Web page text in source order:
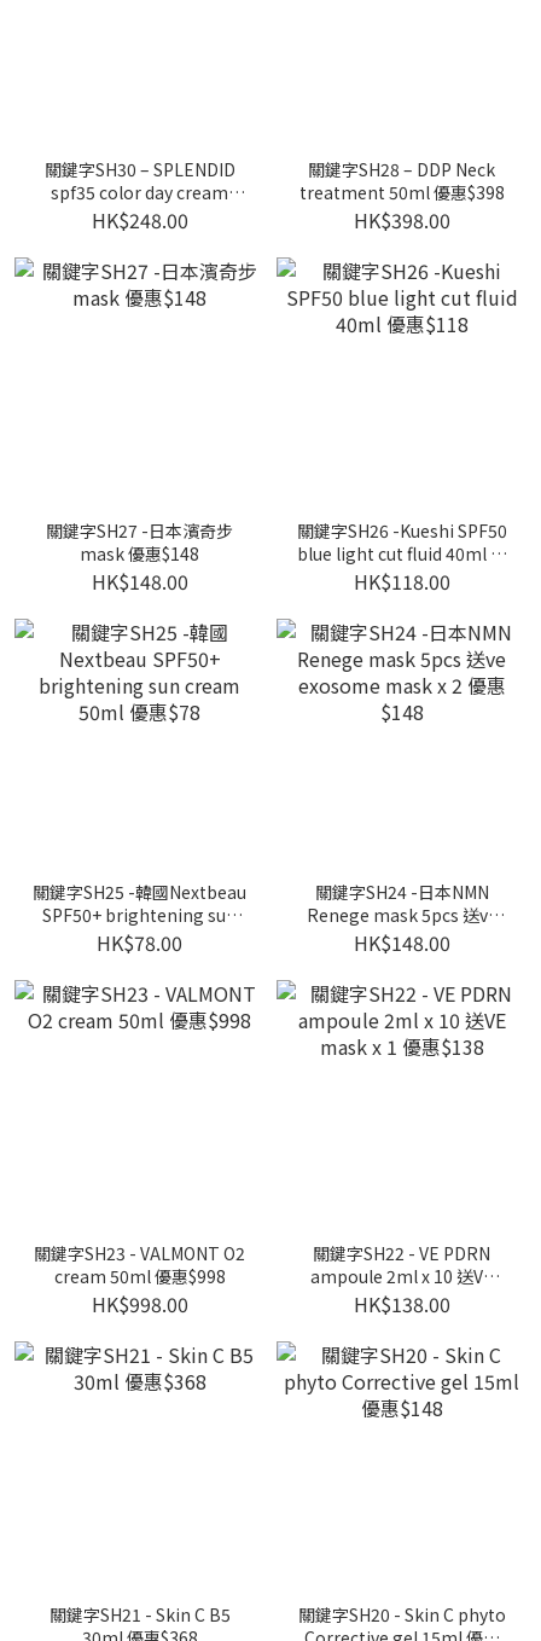
關鍵字SH30 – SPLENDID
spf35 color day cream
50ml 優惠$248
HK$248.00
關鍵字SH28 – DDP Neck
treatment 50ml 優惠$398
HK$398.00
關鍵字SH27 -日本濱奇步
mask 優惠$148
HK$148.00
關鍵字SH26 -Kueshi SPF50
blue light cut fluid 40ml 優
惠$118
HK$118.00
關鍵字SH25 -韓國Nextbeau
SPF50+ brightening sun
cream 50ml 優惠$78
HK$78.00
關鍵字SH24 -日本NMN
Renege mask 5pcs 送ve
exosome mask x 2 優惠
$148
HK$148.00
關鍵字SH23 - VALMONT O2
cream 50ml 優惠$998
HK$998.00
關鍵字SH22 - VE PDRN
ampoule 2ml x 10 送VE
mask x 1 優惠$138
HK$138.00
關鍵字SH21 - Skin C B5
關鍵字SH20 - Skin C phyto